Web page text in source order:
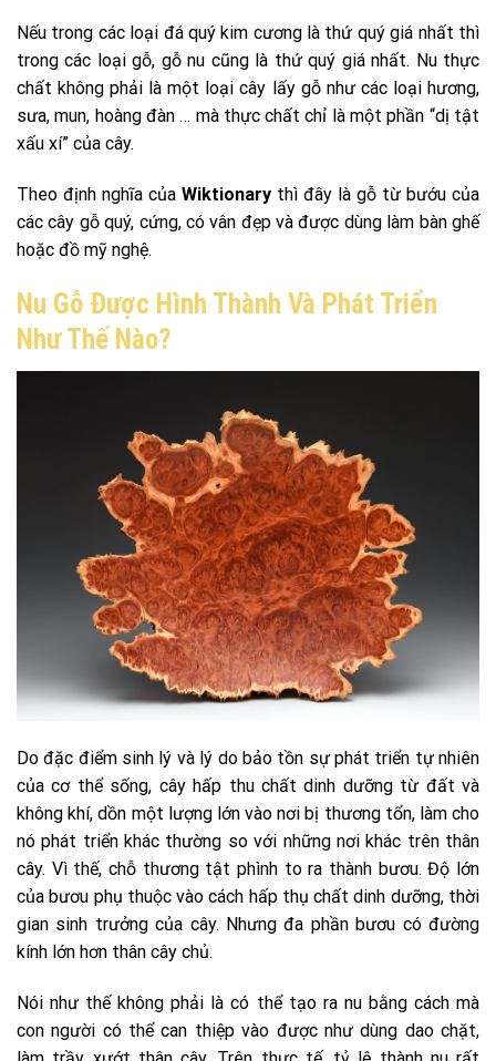
Nếu trong các loại đá quý kim cương là thứ quý giá nhất thì
trong các loại gỗ, gỗ nu cũng là thứ quý giá nhất. Nu thực
chất không phải là một loại cây lấy gỗ như các loại hương,
sưa, mun, hoàng đàn … mà thực chất chỉ là một phần “dị tật
xấu xí” của cây.
Theo định nghĩa của Wiktionary thì đây là gỗ từ bướu của
các cây gỗ quý, cứng, có vân đẹp và được dùng làm bàn ghế
hoặc đồ mỹ nghệ.
Nu Gỗ Được Hình Thành Và Phát Triển
Như Thế Nào?
Do đặc điểm sinh lý và lý do bảo tồn sự phát triển tự nhiên
của cơ thể sống, cây hấp thu chất dinh dưỡng từ đất và
không khí, dồn một lượng lớn vào nơi bị thương tổn, làm cho
nó phát triển khác thường so với những nơi khác trên thân
cây. Vì thế, chỗ thương tật phình to ra thành bươu. Độ lớn
của bươu phụ thuộc vào cách hấp thụ chất dinh dưỡng, thời
gian sinh trưởng của cây. Nhưng đa phần bươu có đường
kính lớn hơn thân cây chủ.
Nói như thế không phải là có thể tạo ra nu bằng cách mà
con người có thể can thiệp vào được như dùng dao chặt,